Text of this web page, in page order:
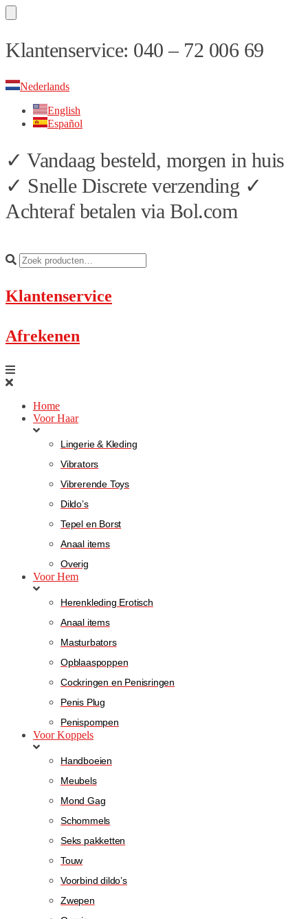
Skip
to
Skip
to
Klantenservice: 040 – 72 006 69
Nederlands
English
Español
✓ Vandaag besteld, morgen in huis
✓ Snelle Discrete verzending ✓
Achteraf betalen via Bol.com
Klantenservice
Afrekenen
Home
Voor Haar
Lingerie & Kleding
Vibrators
Vibrerende Toys
Dildo’s
Tepel en Borst
Anaal items
Overig
Voor Hem
Herenkleding Erotisch
Anaal items
Masturbators
Opblaaspoppen
Cockringen en Penisringen
Penis Plug
Penispompen
Voor Koppels
Handboeien
Meubels
Mond Gag
Schommels
Seks pakketten
Touw
Voorbind dildo’s
Zwepen